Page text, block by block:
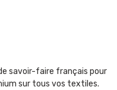
savoir-faire français pour
sur tous vos textiles.